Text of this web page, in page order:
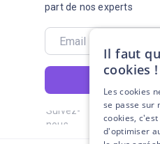
part de nos experts
Suivez-
nous
Il faut
cookies !
Les cookies
se passe sur
cookies,
d'optimiser